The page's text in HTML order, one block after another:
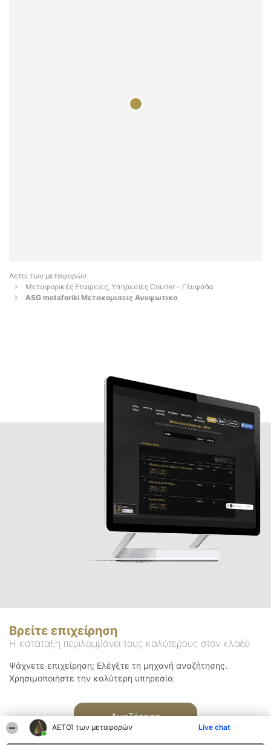
ΑΕΤΟΊ των μεταφορών Live chat
Αετοί των μεταφορών
Μεταφορικές Εταιρείες, Υπηρεσίες Courier - Γλυφάδα
ASG metaforiki Μετακομισεις Ανυψωτικα
Βρείτε επιχείρηση
Η κατάταξη περιλαμβάνει τους καλύτερους στον κλάδο
Ψάχνετε επιχείρηση; Ελέγξτε τη μηχανή αναζήτησης.
Χρησιμοποιήστε την καλύτερη υπηρεσία
Αναζήτηση